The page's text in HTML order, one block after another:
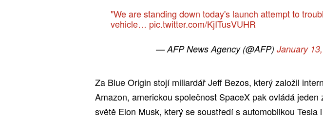
"We are standing down today's launch attempt to
vehicle… pic.twitter.com/KjITusVUHR
— AFP News Agency (@AFP)January
Za Blue Origin stojí miliardář Jeff Bezos, který založil
Amazon, americkou společnost SpaceX pak ovládá
světě Elon Musk, který se soustředí s automobilkou Tesla